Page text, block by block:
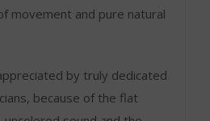
movement and pure natural
by truly dedicated
because of the flat